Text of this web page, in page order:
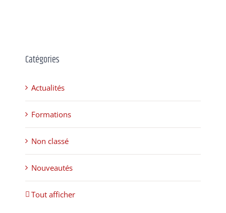
Catégories
Actualités
Formations
Non classé
Nouveautés
Tout afficher